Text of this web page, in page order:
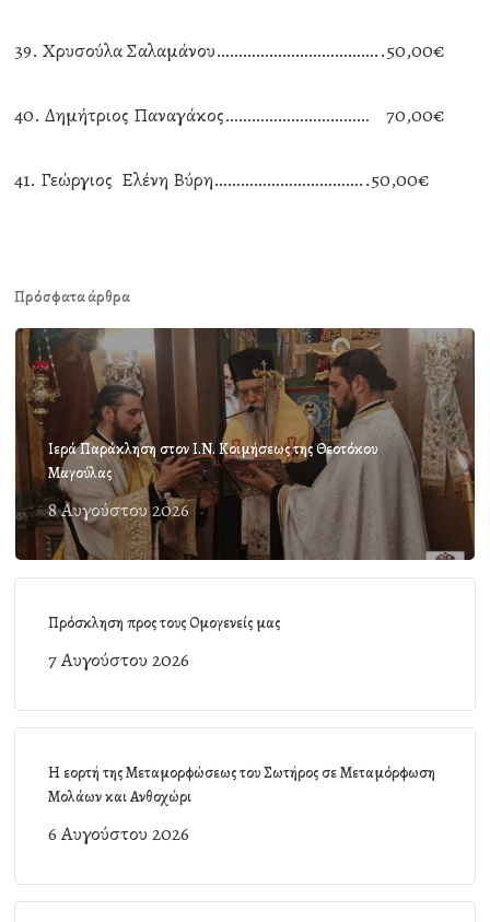
39. Χρυσούλα Σαλαμάνου………………………………..50,00€
40. Δημήτριος Παναγάκος…………………………… 70,00€
41. Γεώργιος Ελένη Βύρη……………………………..50,00€
Πρόσφατα άρθρα
Ιερά Παράκληση στον Ι.Ν. Κοιμήσεως της Θεοτόκου
Μαγούλας
8 Αυγούστου 2026
Πρόσκληση προς τους Ομογενείς μας
7 Αυγούστου 2026
Η εορτή της Μεταμορφώσεως του Σωτήρος σε Μεταμόρφωση
Μολάων και Ανθοχώρι
6 Αυγούστου 2026